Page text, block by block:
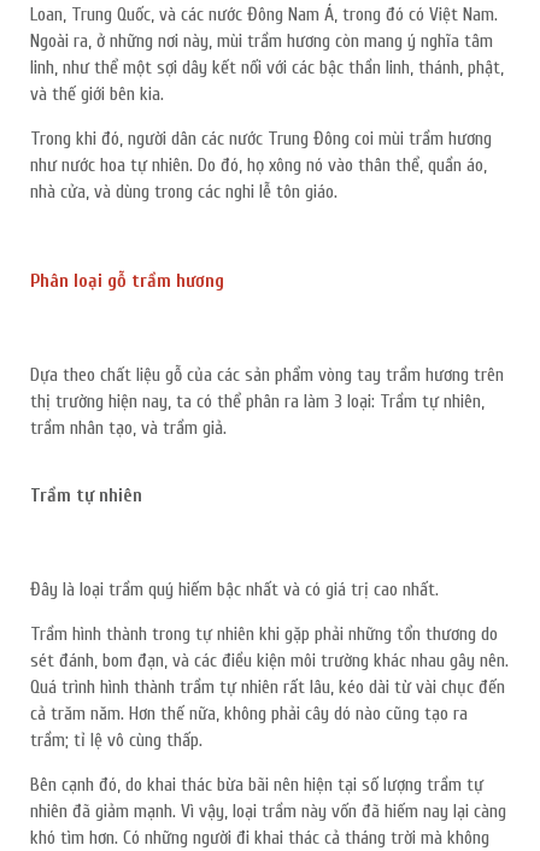
Loan, Trung Quốc, và các nước Đông Nam Á, trong đó có Việt Nam.
Ngoài ra, ở những nơi này, mùi trầm hương còn mang ý nghĩa tâm
linh, như thể một sợi dây kết nối với các bậc thần linh, thánh, phật,
và thế giới bên kia.
Trong khi đó, người dân các nước Trung Đông coi mùi trầm hương
như nước hoa tự nhiên. Do đó, họ xông nó vào thân thể, quần áo,
nhà cửa, và dùng trong các nghi lễ tôn giáo.
Phân loại gỗ trầm hương
Dựa theo chất liệu gỗ của các sản phẩm vòng tay trầm hương trên
thị trường hiện nay, ta có thể phân ra làm 3 loại: Trầm tự nhiên,
trầm nhân tạo, và trầm giả.
Trầm tự nhiên
Đây là loại trầm quý hiếm bậc nhất và có giá trị cao nhất.
Trầm hình thành trong tự nhiên khi gặp phải những tổn thương do
sét đánh, bom đạn, và các điều kiện môi trường khác nhau gây nên.
Quá trình hình thành trầm tự nhiên rất lâu, kéo dài từ vài chục đến
cả trăm năm. Hơn thế nữa, không phải cây dó nào cũng tạo ra
trầm; tỉ lệ vô cùng thấp.
Bên cạnh đó, do khai thác bừa bãi nên hiện tại số lượng trầm tự
nhiên đã giảm mạnh. Vì vậy, loại trầm này vốn đã hiếm nay lại càng
khó tìm hơn. Có những người đi khai thác cả tháng trời mà không